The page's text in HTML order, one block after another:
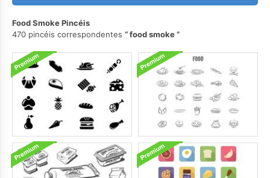
Food Smoke Pincéis
470 pincéis correspondentes
food smoke